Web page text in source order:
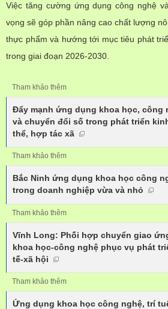
Việc tăng cường ứng dụng công nghệ
vọng sẽ góp phần nâng cao chất lượng
thực phẩm và hướng tới mục tiêu phát
trong giai đoạn 2026-2030.
Tham khảo thêm
Đẩy mạnh ứng dụng khoa học, công
và chuyển đổi số trong phát triển
thể, hợp tác xã
Tham khảo thêm
Bắc Ninh ứng dụng khoa học công
trong doanh nghiệp vừa và nhỏ
Tham khảo thêm
Vĩnh Long: Phối hợp chuyển giao
khoa học-công nghệ phục vụ phát
tế-xã hội
Tham khảo thêm
Ứng dụng khoa học công nghệ, trí